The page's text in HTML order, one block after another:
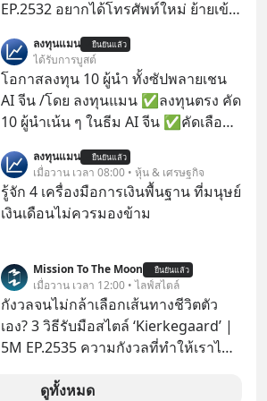
EP.2532 อยากได้โทรศัพท์ใหม่ ย้ายเข้า
เคยสงสัยไหมว่าทำไมพอได้ของที่อยาก
ได้มาแล้วความสุขนั้นกลับอยู่กับเราได้
ไม่นาน? นี่คือกลไกพื้นฐานของมนุษย์ที่
Arthur Schopenhauer นักปรัชญา
ชาวเยอรมันเคยอธิบายไว้เมื่อ 200 กว่า
ปีก่อน แล้วเราจะหยุดวงจรความอยาก
ในใจเพื่อความสุขที่ยั่งยืนได้อย่างไร?
ติดตามได้ในพอดแคสต์ 5M EP. นี้
#goodtime #5minutespodcast
ลงทุนแมน ยืนยันแล้ว
ได้รับการบูสต์
โอกาสลงทุน 10 ผู้นำ ทั้งซัปพลายเชน
AI จีน /โดย ลงทุนแมน ✅ลงทุนตรง คัด
10 ผู้นำเน้น ๆ ในธีม AI จีน ✅คัดเลือก
เจ้าของผู้นำ AI จีน ตั้งแต่โรงงานผลิตชิป
หน่วยความจำ โมเดล AI ยันหุ่นยนต์
✅ได้การรับยกเว้นภาษี Capital Gain
ลงทุนแมน ยืนยันแล้ว
เมื่อวาน เวลา 08:00 • หุ้น & เศรษฐกิจ
รู้จัก 4 เครื่องมือการเงินพื้นฐาน ที่มนุษย์
เงินเดือนไม่ควรมองข้าม
Mission To The Moon ยืนยันแล้ว
เมื่อวาน เวลา 12:00 • ไลฟ์สไตล์
กังวลจนไม่กล้าเลือกเส้นทางชีวิตตัว
เอง? 3 วิธีรับมือสไตล์ ‘Kierkegaard’ |
5M EP.2535 ความกังวลที่ทำให้เราไม่
เรื่องใหญ่ หรือแม้แต่เรื่องสำคัญของ
ดูทั้งหมด